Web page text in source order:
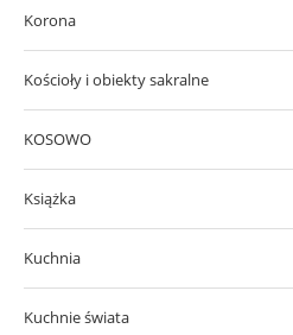
Korona
Kościoły i obiekty sakralne
KOSOWO
Książka
Kuchnia
Kuchnie świata